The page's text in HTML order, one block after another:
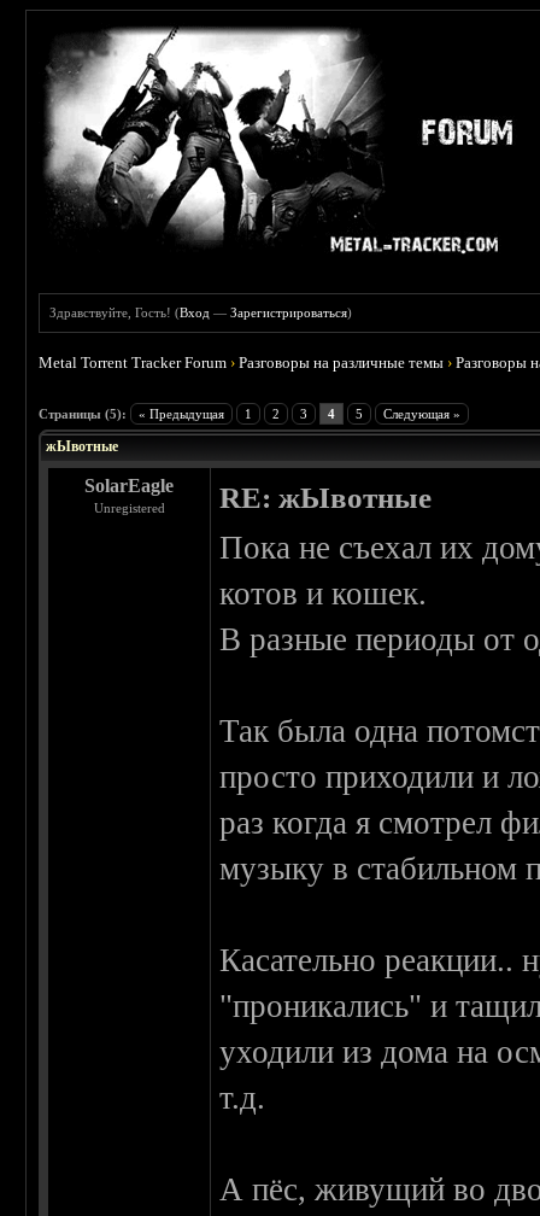
Здравствуйте, Гость! (Вход —Зарегистрироваться)
Metal Torrent Tracker Forum ›Разговоры на различные темы ›Разговоры
Страницы (5): « Предыдущая 1 2 3 4 5 Следующая »
жЫвотные
SolarEagle
Unregistered RE: жЫвотные
Пока не съехал их
котов и кошек.
В разные периоды от
Так была одна
просто приходили и
раз когда я смотрел
музыку в стабильном
Касательно реакции..
"проникались" и
уходили из дома на
т.д.
А пёс, живущий во